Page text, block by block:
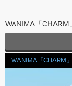
WANIMA「CHARM」
WANIMA「CHARM